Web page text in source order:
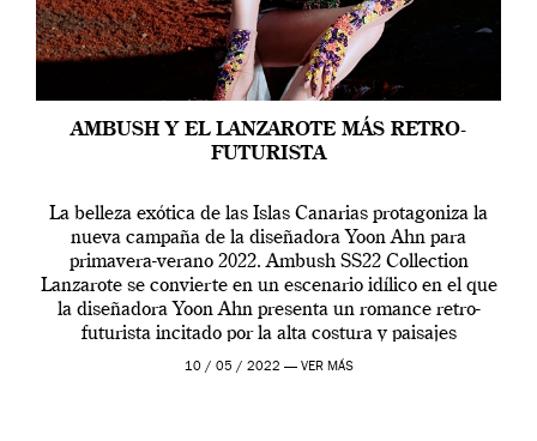
AMBUSH Y EL LANZAROTE MÁS RETRO-
FUTURISTA
La belleza exótica de las Islas Canarias protagoniza la
nueva campaña de la diseñadora Yoon Ahn para
primavera-verano 2022. Ambush SS22 Collection
Lanzarote se convierte en un escenario idílico en el que
la diseñadora Yoon Ahn presenta un romance retro-
futurista incitado por la alta costura y paisajes
volcánicos. La campaña SS22, protagonizada por Taemin
10 / 05 / 2022 — VER MÁS